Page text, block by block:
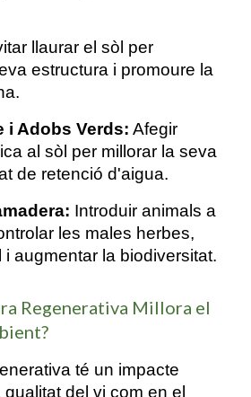
llaurar el sòl per
estructura i promoure la
i Adobs Verds: Afegir
al sòl per millorar la seva
de retenció d'aigua.
Introduir animals a
les males herbes,
i augmentar la biodiversitat.
Regenerativa Millora el
té un impacte
del vi com en el